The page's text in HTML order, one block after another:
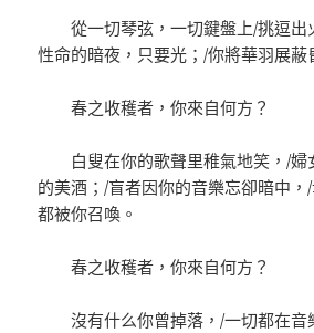
從一切琴弦，一切鍵盤上/挑逗出
性命的暗夜，只要光；/你將華羽展蔽
春之收穫者，你來自何方？
白叟在你的歌聲里稚氣地笑，/
的美酒；/盲者因你的音樂忘卻暗中，
都被你召喚。
春之收穫者，你來自何方？
沒有什么你曾掉落，/一切都在音